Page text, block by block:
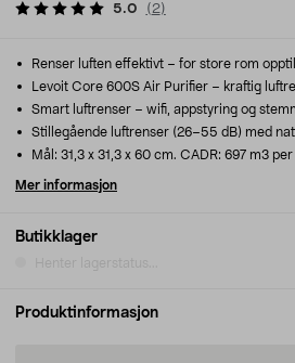
5.0 ( 2)
Butikklager
Henter lagerstatus...
Renser luften effektivt – for store rom
Levoit Core 600S Air Purifier – kraftig
Smart luftrenser – wifi, appstyring og
Stillegående luftrenser (26–55 dB) med
Mål: 31,3 x 31,3 x 60 cm. CADR: 697 m3
Mer informasjon
Produktinformasjon